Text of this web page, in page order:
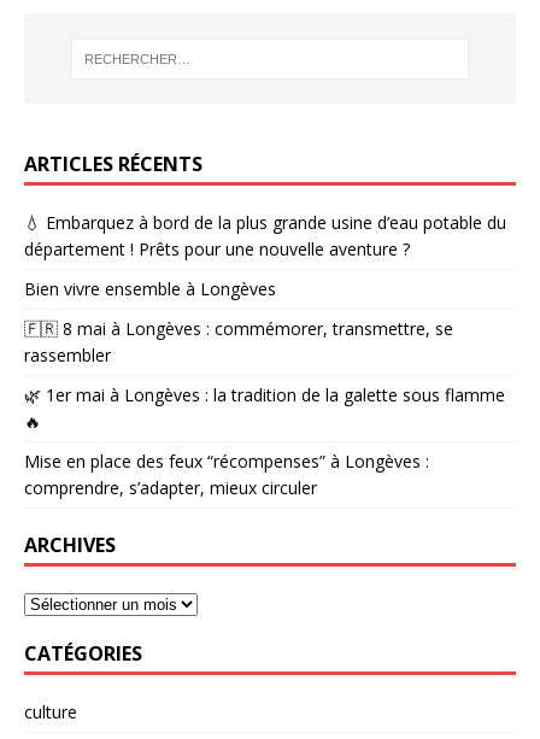
ARTICLES RÉCENTS
💧 Embarquez à bord de la plus grande usine d’eau potable du
département ! Prêts pour une nouvelle aventure ?
Bien vivre ensemble à Longèves
🇫🇷 8 mai à Longèves : commémorer, transmettre, se
rassembler
🌿 1er mai à Longèves : la tradition de la galette sous flamme
🔥
Mise en place des feux “récompenses” à Longèves :
comprendre, s’adapter, mieux circuler
ARCHIVES
CATÉGORIES
culture